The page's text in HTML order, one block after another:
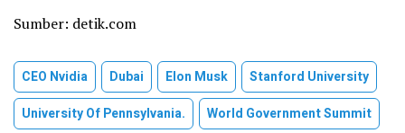
Sumber: detik.com
CEO Nvidia Dubai Elon Musk
Stanford University
University Of Pennsylvania.
World Government Summit